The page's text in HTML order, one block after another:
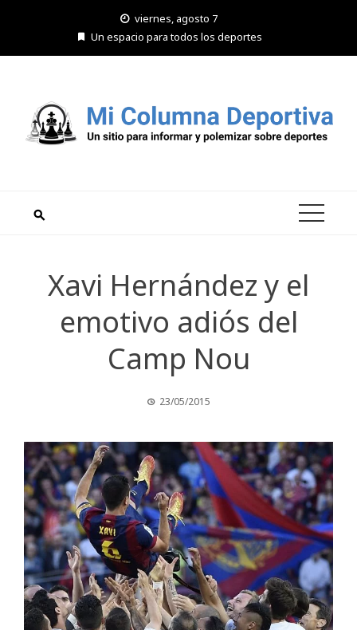
viernes, agosto 7
Un espacio para todos los deportes
Xavi Hernández y el
emotivo adiós del
Camp Nou
23/05/2015